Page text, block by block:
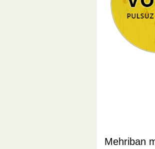
Mehriban